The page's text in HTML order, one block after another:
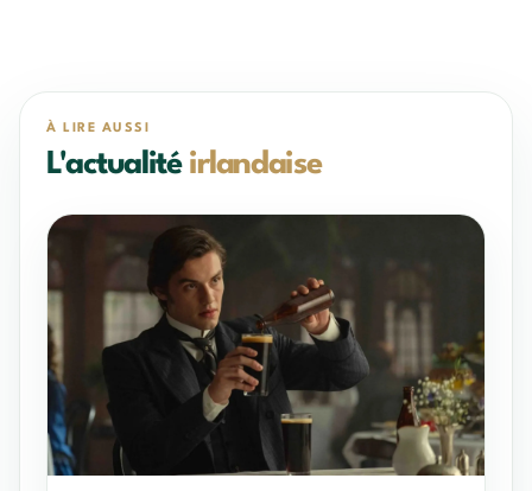
À LIRE AUSSI
L'actualité irlandaise